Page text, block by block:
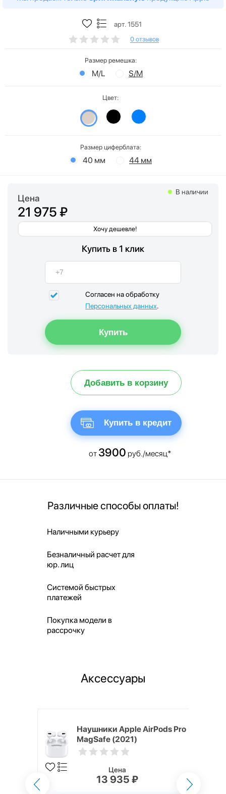
арт. 1551
0 отзывов
Размер ремешка:
M/L S/M
Цвет:
Размер циферблата:
40 мм 44 мм
Цена
21 975 ₽
Хочу дешевле!
В наличии
Купить в 1 клик
Согласен на обработку
Персональных данных.
Добавить в корзину
Купить в кредит
от 3900 руб./месяц*
Различные способы оплаты!
Наличными курьеру
Безналичный расчет для
юр. лиц
Системой быстрых
платежей
Покупка модели в
рассрочку
Аксессуары
Наушники Apple AirPods Pro
MagSafe (2021)
Цена
13 935 ₽